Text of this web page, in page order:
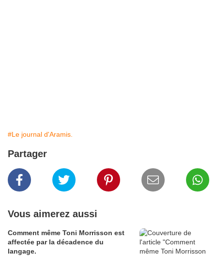
#Le journal d'Aramis.
Partager
Vous aimerez aussi
Comment même Toni Morrisson est
affectée par la décadence du
langage.